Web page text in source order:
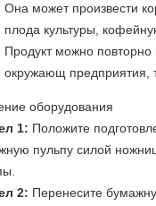
Она может произвести
плода культуры,
Продукт можно повторно
окружающ предприятия,
оборудования
1: Положите
пульпу силой
2: Перенесите